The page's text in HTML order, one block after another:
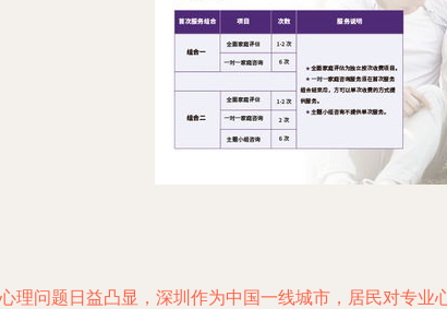
理问题日益凸显，深圳作为中国一线城市，居民对专